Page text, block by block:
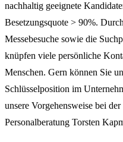
nachhaltig geeignete
Besetzungsquote > 90%.
Messebesuche sowie die
knüpfen viele persönliche
Menschen. Gern können Sie
Schlüsselposition im
unsere Vorgehensweise bei
Personalberatung Torsten